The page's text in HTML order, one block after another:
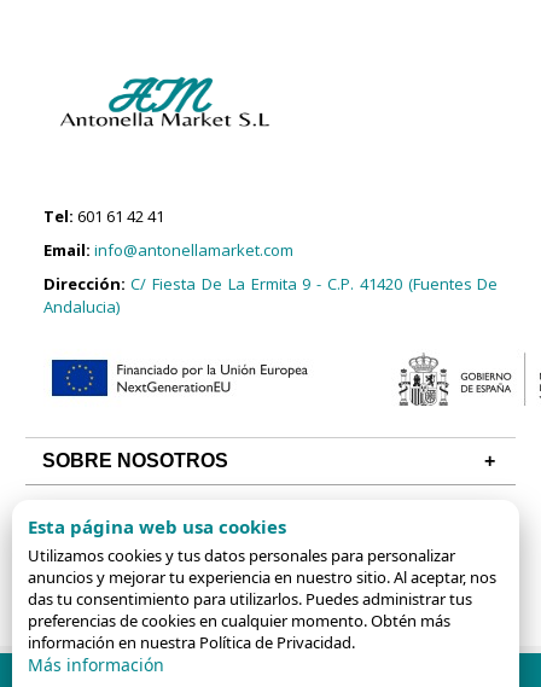
Tel: 601 61 42 41
Email: info@antonellamarket.com
Dirección:C/ Fiesta De La Ermita 9 - C.P. 41420 (Fuentes De
Andalucia)
SOBRE NOSOTROS
ALGUNAS CATEGORÍAS
Esta página web usa cookies
Utilizamos cookies y tus datos personales para personalizar
anuncios y mejorar tu experiencia en nuestro sitio. Al aceptar, nos
das tu consentimiento para utilizarlos. Puedes administrar tus
preferencias de cookies en cualquier momento. Obtén más
información en nuestra Política de Privacidad.
Más información